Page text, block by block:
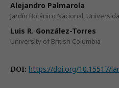
Alejandro Palmarola
Jardín Botánico Nacional,
Luis R. González-Torres
University of British Columbia
DOI: https://doi.org/10.15517/